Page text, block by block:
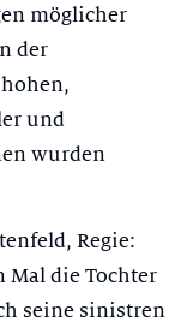
möglicher
der
und
wurden
Regie:
Mal die Tochter
seine sinistren